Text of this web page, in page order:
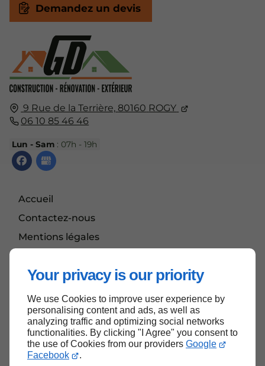
Your privacy is our priority
We use Cookies to improve user experience by
personalising content and ads, as well as
analyzing traffic and optimizing social networks
functionalities. By clicking "I Agree" you consent to
the use of Cookies from our providers Google
Facebook
.
9 Rue de la Terrière, 80160 ROGY
06 10 85 46 46
Lun - Sam : 07h - 19h
Accueil
Contactez-nous
Mentions légales
Demandez un devis
Haut de page